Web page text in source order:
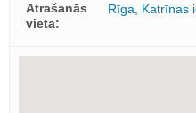
Atrašanās
vieta:
Rīga, Katrīnas